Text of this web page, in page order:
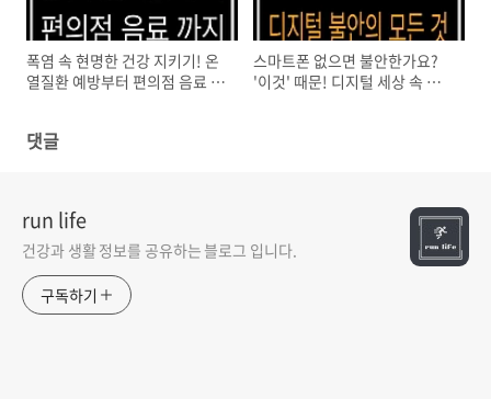
폭염 속 현명한 건강 지키기! 온
열질환 예방부터 편의점 음료 선
스마트폰 없으면 불안한가요?
'이것' 때문! 디지털 세상 속 마
댓글
run life
건강과 생활 정보를 공유하는 블로그 입니다.
구독하기